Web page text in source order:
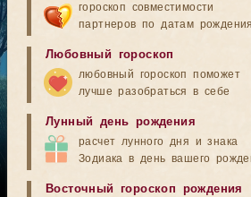
гороскоп совместимости
партнеров по датам рождения
Любовный гороскоп
любовный гороскоп поможет
лучше разобраться в себе
Лунный день рождения
расчет лунного дня и знака
Зодиака в день вашего
Восточный гороскоп рождения